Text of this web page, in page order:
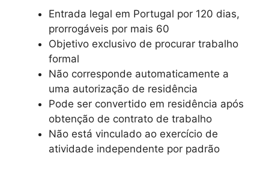
Entrada legal em Portugal por 120 dias,
prorrogáveis por mais 60
Objetivo exclusivo de procurar trabalho
formal
Não corresponde automaticamente a
uma autorização de residência
Pode ser convertido em residência após
obtenção de contrato de trabalho
Não está vinculado ao exercício de
atividade independente por padrão